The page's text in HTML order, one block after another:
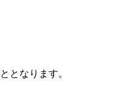
となります。